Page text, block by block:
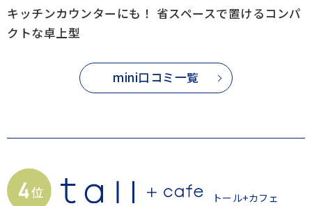
キッチンカウンターにも！ 省スペースで置けるコンパ
クトな卓上型
mini口コミ一覧
トール+カフェ